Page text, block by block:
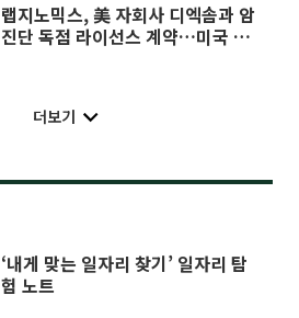
랩지노믹스, 美 자회사 디엑솜과 암
진단 독점 라이선스 계약…미국 시
더보기
‘내게 맞는 일자리 찾기’ 일자리 탐
험 노트